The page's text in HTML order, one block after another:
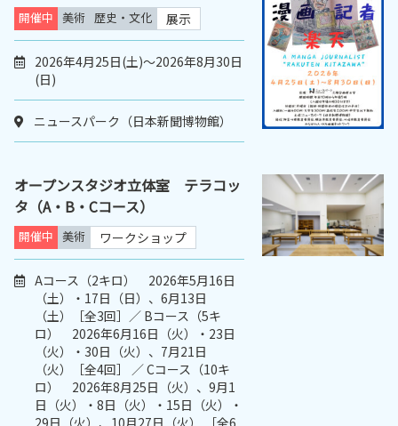
開催中 美術 歴史・文化 展示
2026年4月25日(土)～2026年8月30日
(日)
ニュースパーク（日本新聞博物館）
オープンスタジオ立体室 テラコッ
タ（A・B・Cコース）
開催中 美術 ワークショップ
Aコース（2キロ） 2026年5月16日
（土）・17日（日）、6月13日
（土）［全3回］／ Bコース（5キ
ロ） 2026年6月16日（火）・23日
（火）・30日（火）、7月21日
（火）［全4回］ ／ Cコース（10キ
ロ） 2026年8月25日（火）、9月1
日（火）・8日（火）・15日（火）・